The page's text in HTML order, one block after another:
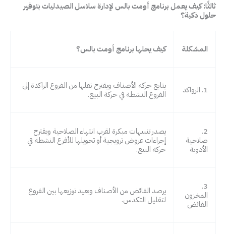
ثالثًا: كيف يعمل برنامج أومت بالس لإدارة سلاسل الصيدليات بتوفير
حلول ذكية؟
المشكلة كيف يحلها برنامج أومت بالس؟
1. الرواكد
يتابع حركة الأصناف ويقترح نقلها من الفروع الراكدة إلى
الفروع النشطة في حركة البيع.
2.
صلاحية
الأدوية
يصدر تنبيهات مبكرة لقرب انتهاء الصلاحية ويقترح
إجراءات عروض ترويجية أو تحويلها للأفرع النشطة في
حركة البيع.
3.
المخزون
الفائض
يرصد الفائض من الأصناف ويعيد توزيعها بين الفروع
لتقليل التكدس.